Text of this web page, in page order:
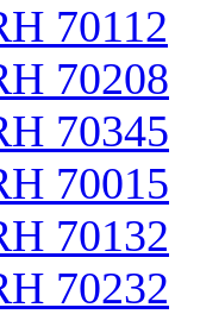
70112
70208
70345
70015
70132
70232